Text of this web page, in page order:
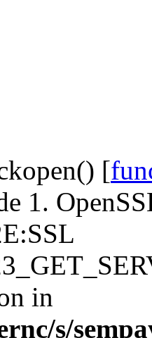
[
1.
in
s/